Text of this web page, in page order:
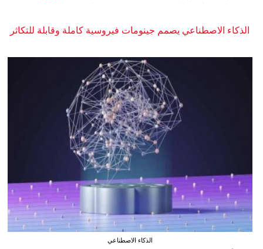
الذكاء الاصطناعي يصمم جينومات فيروسية كاملة وقابلة للتكاثر
الذكاء الاصطناعي